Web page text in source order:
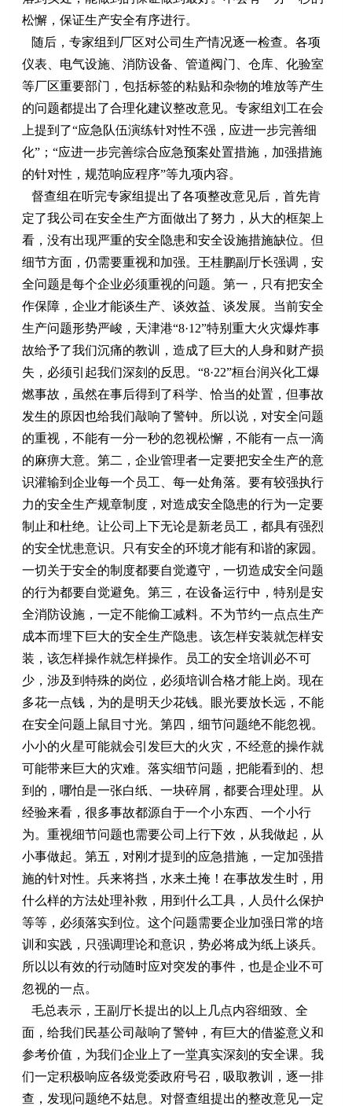
松懈，保证生产安全有序进行。
随后，专家组到厂区对公司生产情况逐一检查。各项
仪表、电气设施、消防设备、管道阀门、仓库、化验室
等厂区重要部门，包括标签的粘贴和杂物的堆放等产生
的问题都提出了合理化建议整改意见。专家组刘工在会
上提到了“应急队伍演练针对性不强，应进一步完善细
化”；“应进一步完善综合应急预案处置措施，加强措施
的针对性，规范响应程序”等九项内容。
督查组在听完专家组提出了各项整改意见后，首先肯
定了我公司在安全生产方面做出了努力，从大的框架上
看，没有出现严重的安全隐患和安全设施措施缺位。但
细节方面，仍需要重视和加强。王桂鹏副厅长强调，安
全问题是每个企业必须重视的问题。第一，只有把安全
作保障，企业才能谈生产、谈效益、谈发展。当前安全
生产问题形势严峻，天津港“8·12”特别重大火灾爆炸事
故给予了我们沉痛的教训，造成了巨大的人身和财产损
失，必须引起我们深刻的反思。“8·22”桓台润兴化工爆
燃事故，虽然在事后得到了科学、恰当的处置，但事故
发生的原因也给我们敲响了警钟。所以说，对安全问题
的重视，不能有一分一秒的忽视松懈，不能有一点一滴
的麻痹大意。第二，企业管理者一定要把安全生产的意
识灌输到企业每一个员工、每一处角落。要有较强执行
力的安全生产规章制度，对造成安全隐患的行为一定要
制止和杜绝。让公司上下无论是新老员工，都具有强烈
的安全忧患意识。只有安全的环境才能有和谐的家园。
一切关于安全的制度都要自觉遵守，一切造成安全问题
的行为都要自觉避免。第三，在设备运行中，特别是安
全消防设施，一定不能偷工减料。不为节约一点点生产
成本而埋下巨大的安全生产隐患。该怎样安装就怎样安
装，该怎样操作就怎样操作。员工的安全培训必不可
少，涉及到特殊的岗位，必须培训合格才能上岗。现在
多花一点钱，为的是明天少花钱。眼光要放长远，不能
在安全问题上鼠目寸光。第四，细节问题绝不能忽视。
小小的火星可能就会引发巨大的火灾，不经意的操作就
可能带来巨大的灾难。落实细节问题，把能看到的、想
到的，哪怕是一张白纸、一块碎屑，都要合理处理。从
经验来看，很多事故都源自于一个小东西、一个小行
为。重视细节问题也需要公司上行下效，从我做起，从
小事做起。第五，对刚才提到的应急措施，一定加强措
施的针对性。兵来将挡，水来土掩！在事故发生时，用
什么样的方法处理补救，用到什么工具，人员什么保护
等等，必须落实到位。这个问题需要企业加强日常的培
训和实践，只强调理论和意识，势必将成为纸上谈兵。
所以以有效的行动随时应对突发的事件，也是企业不可
忽视的一点。
毛总表示，王副厅长提出的以上几点内容细致、全
面，给我们民基公司敲响了警钟，有巨大的借鉴意义和
参考价值，为我们企业上了一堂真实深刻的安全课。我
们一定积极响应各级党委政府号召，吸取教训，逐一排
查，发现问题绝不姑息。对督查组提出的整改意见一定